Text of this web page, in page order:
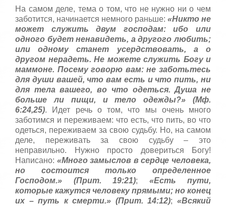
т
а
,
о
ц
е
н
и
т
е
На самом деле, тема о том, что не нужно ни о чем
заботится, начинается немного раньше: «Никто не
может служить двум господам: ибо или
одного будет ненавидеть, а другого любить;
или одному станет усердствовать, а о
другом нерадеть. Не можете служить Богу и
маммоне. Посему говорю вам: не заботьтесь
для души вашей, что вам есть и что пить, ни
для тела вашего, во что одеться. Душа не
больше ли пищи, и тело одежды?» (Мф.
6:24,25). Идет речь о том, что мы очень много
заботимся и переживаем: что есть, что пить, во что
одеться, переживаем за свою судьбу. Но, на самом
деле, переживать за свою судьбу – это
неправильно. Нужно просто довериться Богу!
Написано: «Много замыслов в сердце человека,
но состоится только определенное
Господом.» (Прит. 19:21); «Есть пути,
которые кажутся человеку прямыми; но конец
их – путь к смерти.» (Прит. 14:12);«Всякий